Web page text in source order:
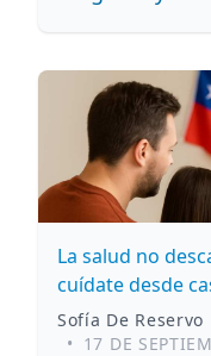
puede mejorar la
La salud no
cuídate desde
Sofía De Reservo
• 17 DE